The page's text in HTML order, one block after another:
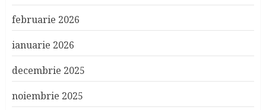
februarie 2026
ianuarie 2026
decembrie 2025
noiembrie 2025